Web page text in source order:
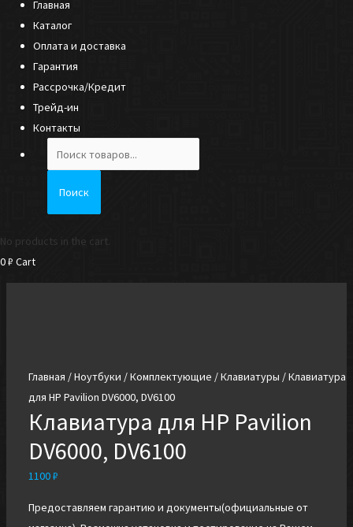
Главная
Каталог
Оплата и доставка
Гарантия
Рассрочка/Кредит
Трейд-ин
Контакты
товаров
Поиск
No products in the cart.
0₽ Cart
Главная /Ноутбуки /Комплектующие /Клавиатуры / Клавиатура
для HP Pavilion DV6000, DV6100
Клавиатура для HP Pavilion
DV6000, DV6100
1100₽
Предоставляем гарантию и документы(официальные от